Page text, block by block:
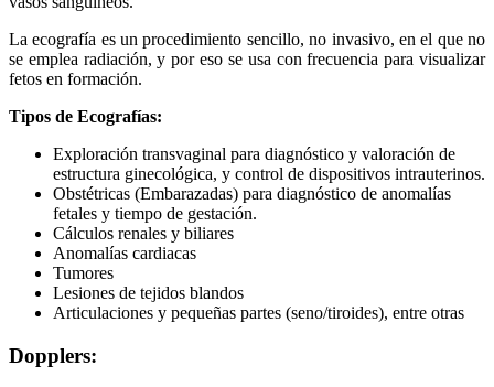
La ecografía es un procedimiento sencillo, no invasivo, en el que no
se emplea radiación, y por eso se usa con frecuencia para visualizar
fetos en formación.
Tipos de Ecografías:
Exploración transvaginal para diagnóstico y valoración de
estructura ginecológica, y control de dispositivos intrauterinos.
Obstétricas (Embarazadas) para diagnóstico de anomalías
fetales y tiempo de gestación.
Cálculos renales y biliares
Anomalías cardiacas
Tumores
Lesiones de tejidos blandos
Articulaciones y pequeñas partes (seno/tiroides), entre otras
Dopplers: